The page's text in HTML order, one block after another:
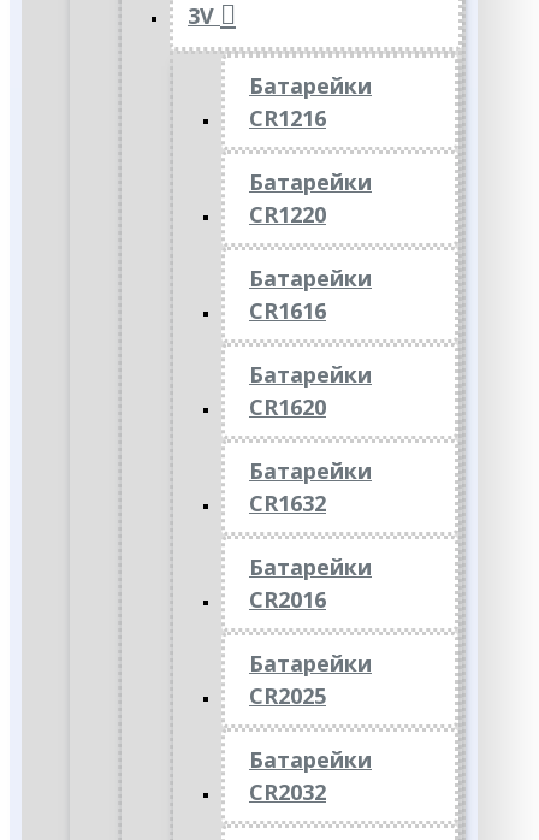
3V
Батарейки
CR1216
Батарейки
CR1220
Батарейки
CR1616
Батарейки
CR1620
Батарейки
CR1632
Батарейки
CR2016
Батарейки
CR2025
Батарейки
CR2032